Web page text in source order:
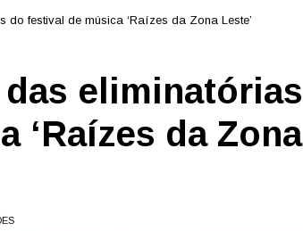
festival de música ‘Raízes da Zona Leste’
eliminatórias
‘Raízes da Zona